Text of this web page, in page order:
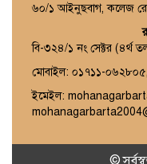
৬০/১ আইনুছবাগ, কলেজ
বি-৩২৪/১ নং সেক্টর (৪র্থ
মোবাইল: ০১৭১১-
ইমেইল:
©